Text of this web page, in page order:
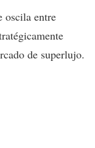
oscila entre
de superlujo.